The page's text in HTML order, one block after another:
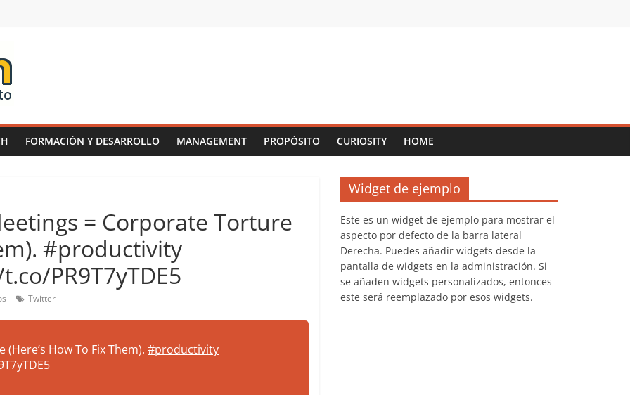
FORMACIÓN Y DESARROLLO MANAGEMENT PROPÓSITO CURIOSITY HOME
= Corporate Torture
#productivity
PR9T7yTDE5
Twitter
How To Fix Them). #productivity
Widget de ejemplo
Este es un widget de ejemplo para mostrar el
aspecto por defecto de la barra lateral
Derecha. Puedes añadir widgets desde la
pantalla de widgets en la administración. Si
se añaden widgets personalizados, entonces
este será reemplazado por esos widgets.